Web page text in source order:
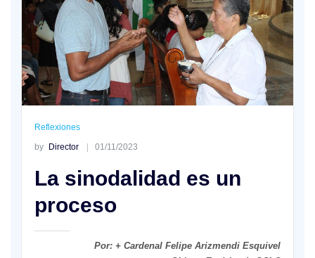
Reflexiones
by Director 01/11/2023
La sinodalidad es un
proceso
Por: + Cardenal Felipe Arizmendi Esquivel